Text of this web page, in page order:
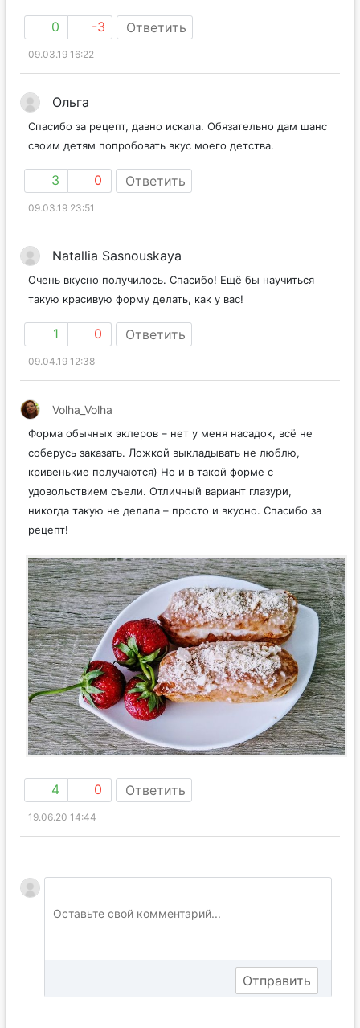
0 -3 Ответить
09.03.19 16:22
Ольга
Спасибо за рецепт, давно искала. Обязательно дам шанс
своим детям попробовать вкус моего детства.
3 0 Ответить
09.03.19 23:51
Natallia Sasnouskaya
Очень вкусно получилось. Спасибо! Ещё бы научиться
такую красивую форму делать, как у вас!
1 0 Ответить
09.04.19 12:38
Volha_Volha
Форма обычных эклеров – нет у меня насадок, всё не
соберусь заказать. Ложкой выкладывать не люблю,
кривенькие получаются) Но и в такой форме с
удовольствием съели. Отличный вариант глазури,
никогда такую не делала – просто и вкусно. Спасибо за
рецепт!
4 0 Ответить
19.06.20 14:44